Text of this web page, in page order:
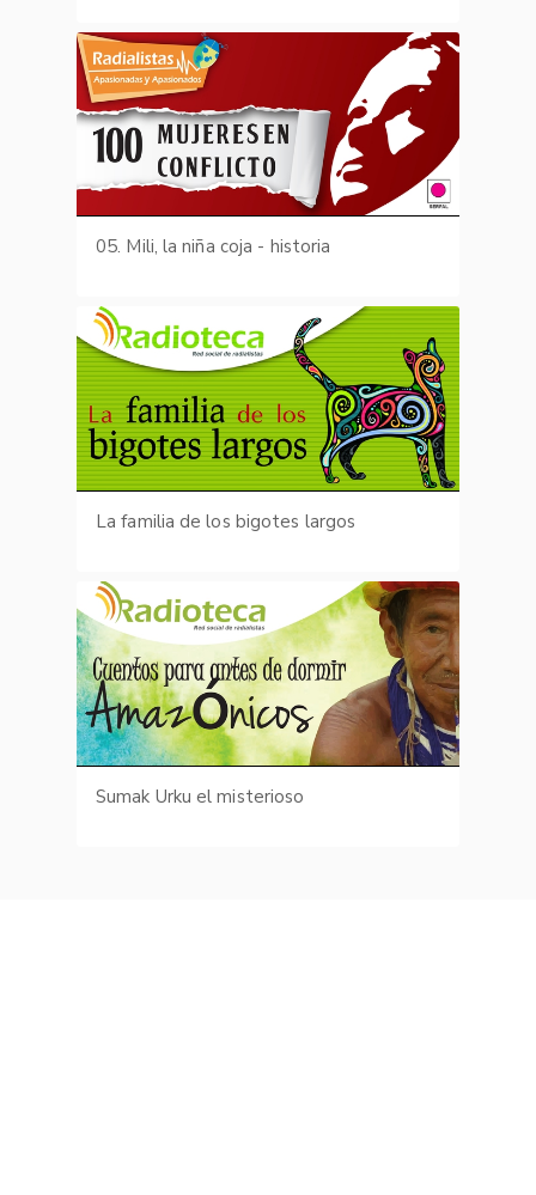
05. Mili, la niña coja - historia
La familia de los bigotes largos
Sumak Urku el misterioso